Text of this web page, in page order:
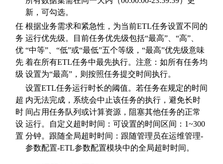
新，可勾选。
任
务
优
先
级
根据业务需求和紧急性，为当前ETL任务设置不同的
运行优先级。目前任务优先级包括“最高”、“高”、
“中等”、“低”或“最低”五个等级，“最高”优先级意味
着在所有ETL任务中最先执行。注意：如所有任务均
设置为“最高”，则按照任务提交时间执行。
超
时
设
置
设置ETL任务运行时长的阈值。若任务在规定的时间
内无法完成，系统会中止该任务的执行，避免长时
间占用任务队列或计算资源，阻塞其他任务的正常
运行。自定义超时时间：可设置的时间区间：1~300
分钟。跟随全局超时时间：跟随管理员在运维管理-
参数配置-ETL参数配置模块中的全局超时时间。